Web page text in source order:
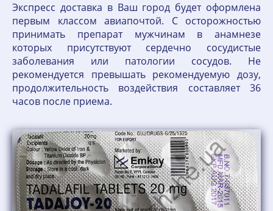
Экспресс доставка в Ваш город будет оформлена
первым классом авиапочтой. С осторожностью
принимать препарат мужчинам в анамнезе
которых присутствуют сердечно сосудистые
заболевания или патологии сосудов. Не
рекомендуется превышать рекомендуемую дозу,
продолжительность воздействия составляет 36
часов после приема.